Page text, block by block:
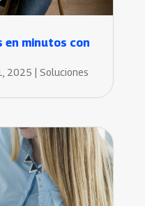
en minutos con
2025 | Soluciones